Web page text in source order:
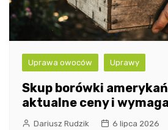
Uprawa owoców Uprawy
Skup borówki
aktualne ceny i
Dariusz Rudzik 6 lipca 2026